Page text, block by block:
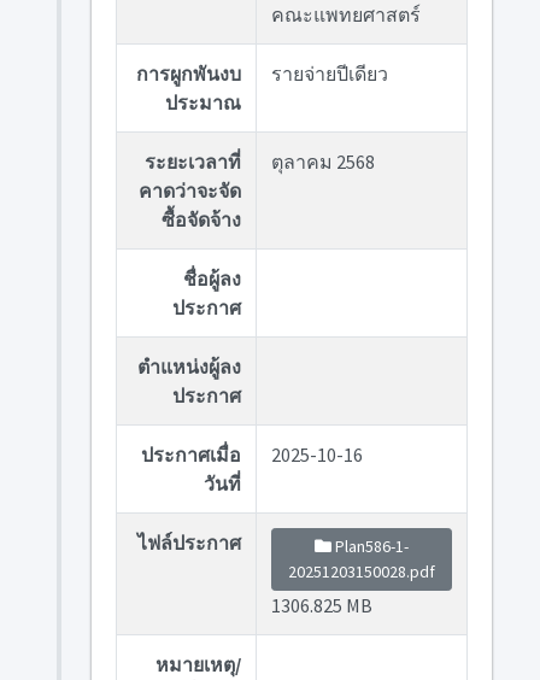
คณะแพทยศาสตร์
การผูกพันงบ
ประมาณ
รายจ่ายปีเดียว
ระยะเวลาที่
คาดว่าจะจัด
ซื้อจัดจ้าง
ตุลาคม 2568
ชื่อผู้ลง
ประกาศ
ตำแหน่งผู้ลง
ประกาศ
ประกาศเมื่อ
วันที่
2025-10-16
ไฟล์ประกาศ
Plan586-1-
20251203150028.pdf
1306.825 MB
หมายเหตุ/